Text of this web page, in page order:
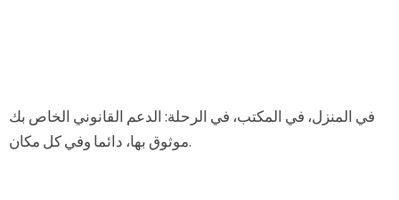
في المنزل، في المكتب، في الرحلة: الدعم القانوني الخاص بك
موثوق بها، دائما وفي كل مكان.